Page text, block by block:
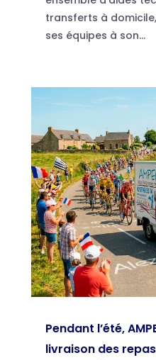
transferts à
ses équipes à son...
Pendant l’été,
livraison des